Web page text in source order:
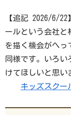
【追記 2026/6/22
ールという会社と
を描く機会がへっ
同様です。いろ
けてほしいと思い
キッズスク